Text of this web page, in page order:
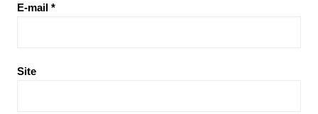
E-mail *
Site